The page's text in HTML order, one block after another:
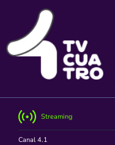
Streaming
Canal 4.1